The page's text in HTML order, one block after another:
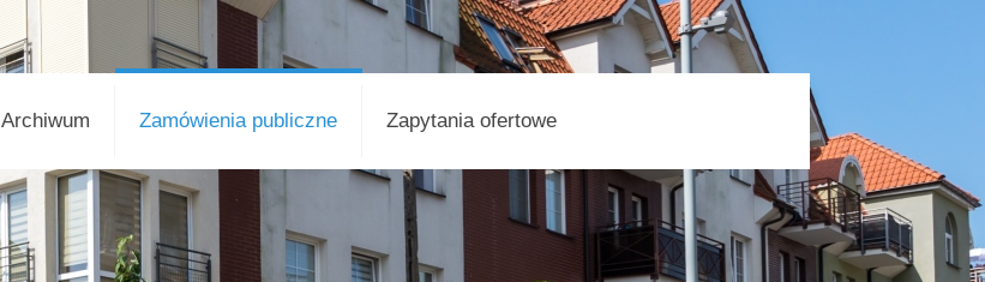
Archiwum Zamówienia publiczne Zapytania ofertowe